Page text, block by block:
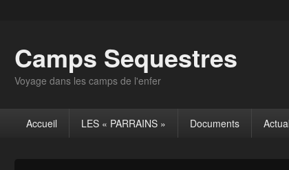
Camps Sequestres
Voyage dans les camps de l'enfer
principalAccueil LES « PARRAINS » Documents